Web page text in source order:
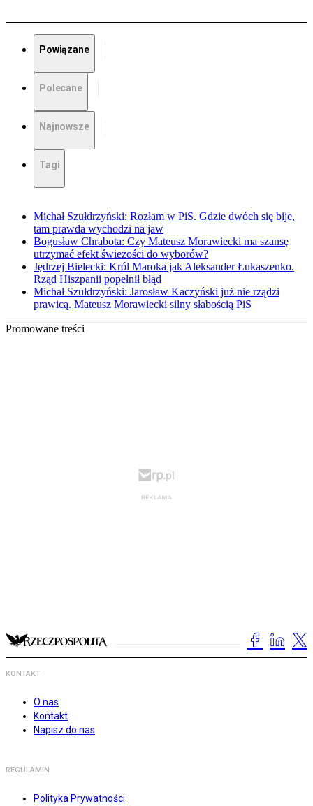
Powiązane
Polecane
Najnowsze
Tagi
Michał Szułdrzyński: Rozłam w PiS. Gdzie dwóch się bije,
tam prawda wychodzi na jaw
Bogusław Chrabota: Czy Mateusz Morawiecki ma szansę
utrzymać efekt świeżości do wyborów?
Jędrzej Bielecki: Król Maroka jak Aleksander Łukaszenko.
Rząd Hiszpanii popełnił błąd
Michał Szułdrzyński: Jarosław Kaczyński już nie rządzi
prawicą. Mateusz Morawiecki silny słabością PiS
Promowane treści
KONTAKT
O nas
Kontakt
Napisz do nas
REGULAMIN
Polityka Prywatności